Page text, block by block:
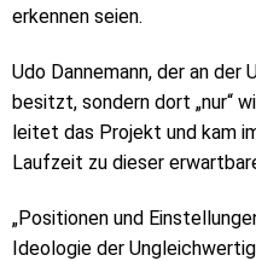
erkennen seien.
Udo Dannemann, der an
besitzt, sondern dort „nur“
leitet das Projekt und kam
Laufzeit zu dieser
„Positionen und
Ideologie der